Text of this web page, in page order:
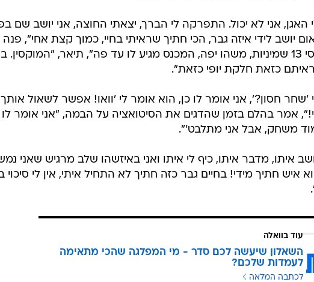
האגן, אני לא יכול. התפרקה לי הברך, יצאתי החוצה, אני יושב שם
יושב לידי איזה גבר, הכי חתיך שראיתי בחיי, כמוך קצת אחי",
לאיש בקהל, "יושב עם מכנסי 13 שמיניות, משהו יפה, המכנס מגיע לו עד פה", תיאר, "המוקסין.
כזאת חלקת יופי כזאת".
'שחר חסון?', אני אומר לו כן, הוא אומר לי 'וואו! אפשר לשאול אותך
אמר בהלם בזמן שהדגים את הסיטואציה על הבמה, "אני אומר לו
משחק, אבל אני מתלבט'".
איתו, מדבר איתו, כיף לי איתו ואני באיזשהו שלב מרגיש שאני
איש חתיך מידי! בחיים גבר כזה חתיך לא התחיל איתי, אין לי סיכוי
עוד בוואלה
השאלון שיעשה לכם סדר - מי המפלגה שהכי מתאימה
לעמדות שלכם?
לכתבה המלאה